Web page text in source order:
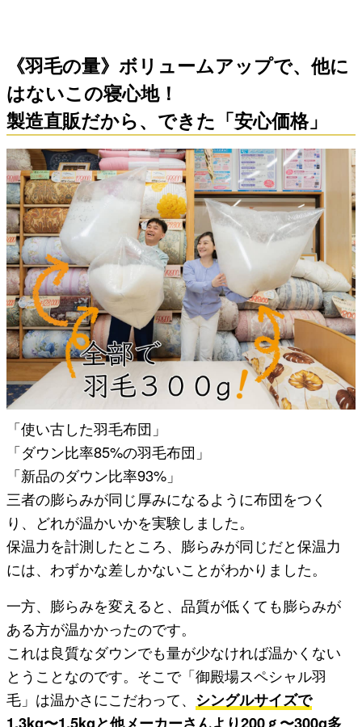
《羽毛の量》ボリュームアップで、他に
はないこの寝心地！
製造直販だから、できた「安心価格」
「使い古した羽毛布団」
「ダウン比率85%の羽毛布団」
「新品のダウン比率93%」
三者の膨らみが同じ厚みになるように布団をつく
り、どれが温かいかを実験しました。
保温力を計測したところ、膨らみが同じだと保温力
には、わずかな差しかないことがわかりました。
一方、膨らみを変えると、品質が低くても膨らみが
ある方が温かかったのです。
これは良質なダウンでも量が少なければ温かくない
とうことなのです。そこで「御殿場スペシャル羽
毛」は温かさにこだわって、 シングルサイズで